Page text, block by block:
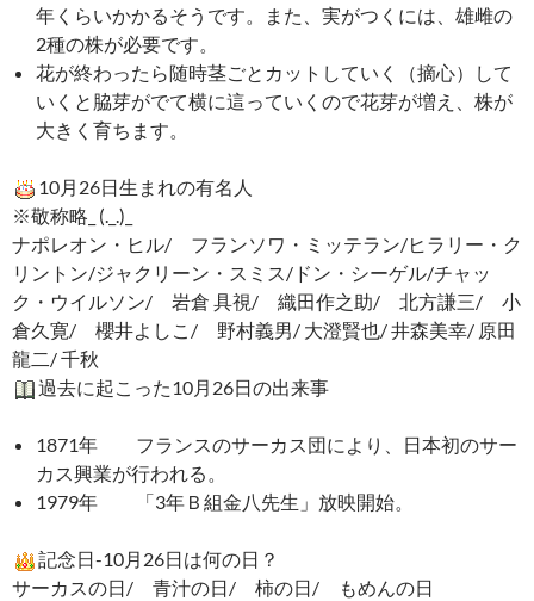
年くらいかかるそうです。また、実がつくには、雄雌の
2種の株が必要です。
花が終わったら随時茎ごとカットしていく（摘心）して
いくと脇芽がでて横に這っていくので花芽が増え、株が
大きく育ちます。
10月26日生まれの有名人
※敬称略_ (._.)_
ナポレオン・ヒル/ フランソワ・ミッテラン/ヒラリー・ク
リントン/ジャクリーン・スミス/ドン・シーゲル/チャッ
ク・ウイルソン/ 岩倉 具視/ 織田作之助/ 北方謙三/ 小
倉久寛/ 櫻井よしこ/ 野村義男/ 大澄賢也/ 井森美幸/ 原田
龍二/ 千秋
過去に起こった10月26日の出来事
1871年 フランスのサーカス団により、日本初のサー
カス興業が行われる。
1979年 「3年Ｂ組金八先生」放映開始。
記念日-10月26日は何の日？
サーカスの日/ 青汁の日/ 柿の日/ もめんの日